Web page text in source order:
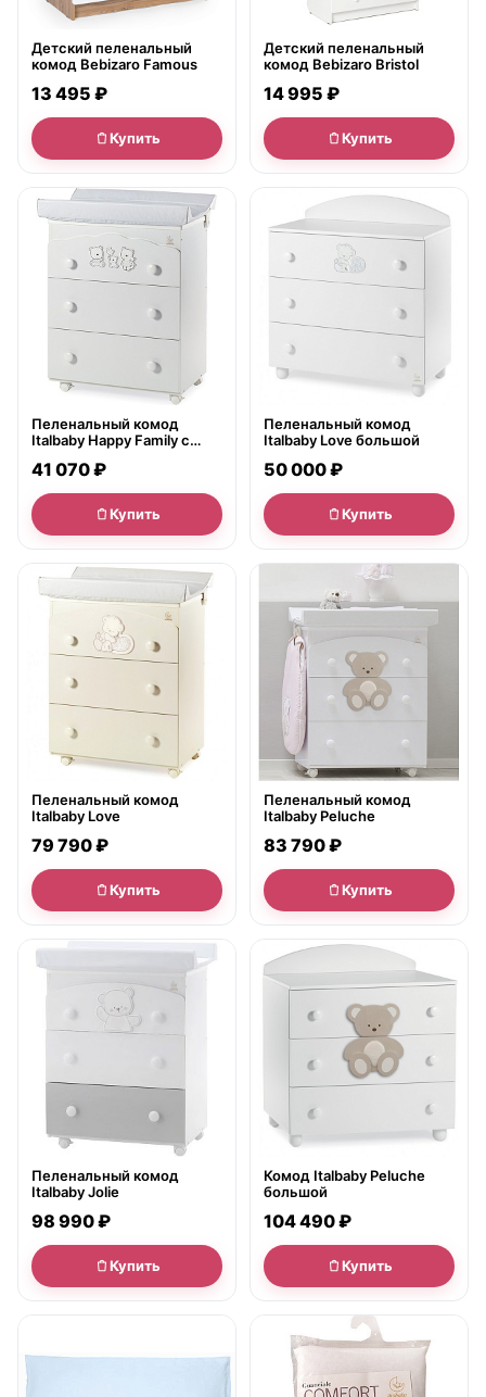
Детский пеленальный
комод Bebizaro Famous
13 495 ₽
Купить
Детский пеленальный
комод Bebizaro Bristol
14 995 ₽
Купить
Пеленальный комод
Italbaby Happy Family с
41 070 ₽
Купить
● в наличии
Пеленальный комод
Italbaby Love большой
50 000 ₽
Купить
Пеленальный комод
Italbaby Love
79 790 ₽
Купить
Пеленальный комод
Italbaby Peluche
83 790 ₽
Купить
Пеленальный комод
Italbaby Jolie
98 990 ₽
Купить
● в наличии
Комод Italbaby Peluche
большой
104 490 ₽
Купить
● в наличии